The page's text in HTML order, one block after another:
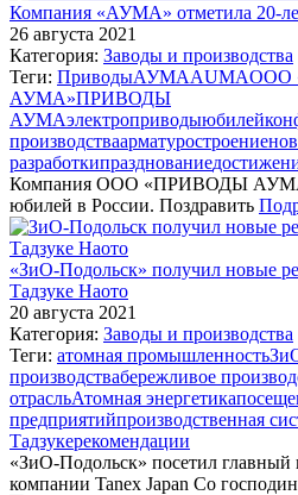
Компания «АУМА» отметила 20-
26 августа 2021
Категория: Заводы и производства
Теги: ПриводыАУМАAUMAООО
АУМА»ПРИВОДЫ
АУМАэлектроприводыюбилей
производстваарматуростроение
разработкипразднование
Компания ООО «ПРИВОДЫ
юбилей в России. Поздравить
«ЗиО-Подольск» получил новые
Тадзуке Наото
20 августа 2021
Категория: Заводы и производства
Теги: атомная промышленность
производствабережливое
отрасльАтомная энергетика
предприятийпроизводственная
Тадзукерекомендации
«ЗиО-Подольск» посетил
компании Tanex Japan Co господин